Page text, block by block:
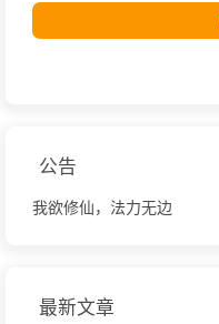
公告
我欲修仙，法力无边
最新文章